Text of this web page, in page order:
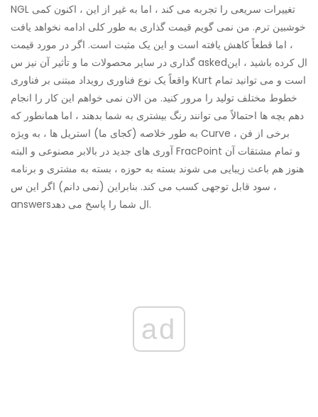
NGL تغییرات سریعی را تجربه می کند ، اما به غیر از این ، اکنون کمی
خوشبین ترم. من نمی گویم قیمت گذاری به طور کلی ادامه نخواهد یافت
، اما قطعاً کاهش یافته است و این یک مثبت است. اگر در مورد قیمت
گذاری در سایر محصولات ما و تأثیر آن نیز س askedال کرده باشید ، این
واقعاً یک نوع فناوری رویداد مبتنی بر فناوری Kurt است و می توانید تمام
خطوط مختلف تولید را مرور کنید. من الان نمی خواهم این کار را انجام
دهم بچه ها احتمالاً می توانند رنگ بیشتری به شما بدهند ، اما همانطور که
به طور خلاصه (کجای ما) استریل ها ، به ویژه Curve ، برخی از فن
آوری های جدید در بالابر مصنوعی و البته FracPoint و تمام مشتقات آن
هنوز هم باعث زیبایی می شوند بسته به حوزه ، بسته به مشتری و برنامه
، سود قابل توجهی کسب می کند. بنابراین (نمی دانم) اگر این س
answersال شما را پاسخ می دهد.
ad